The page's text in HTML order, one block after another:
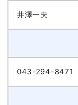
井澤一夫
043-294-8471